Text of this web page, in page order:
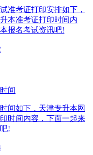
准考证打印安排如下，
本准考证打印时间内
报名考试资讯吧!
间
间如下，天津专升本网
时间内容，下面一起来
!